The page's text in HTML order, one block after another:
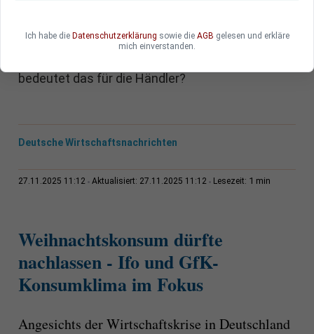
und kleinen Lichtblicken im GfK-Konsumklima
stellt sich die Frage: Wie fällt der
bedeutet das für die Händler?
Deutsche Wirtschaftsnachrichten
27.11.2025 11:12 Aktualisiert: 27.11.2025 11:12 Lesezeit: 1 min
Weihnachtskonsum dürfte
nachlassen - Ifo und GfK-
Konsumklima im Fokus
Angesichts der Wirtschaftskrise in Deutschland
Ich habe die Datenschutzerklärung sowie die AGB gelesen und erkläre
mich einverstanden.